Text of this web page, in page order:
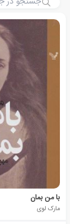
با من بمان
مارک لوی